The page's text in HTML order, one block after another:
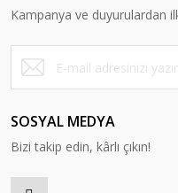
Kampanya ve duyurulardan
SOSYAL MEDYA
Bizi takip edin, kârlı çıkın!